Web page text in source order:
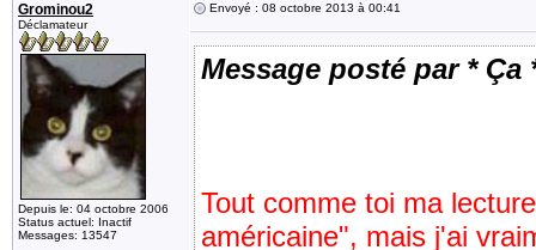
Grominou2
Déclamateur
Depuis le: 04 octobre 2006
Status actuel: Inactif
Messages: 13547
Envoyé : 08 octobre 2013 à 00:41
Message posté par * Ça
Tout comme toi ma
américaine", mais j'ai